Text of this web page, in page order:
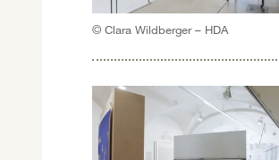
© Clara Wildberger – HDA